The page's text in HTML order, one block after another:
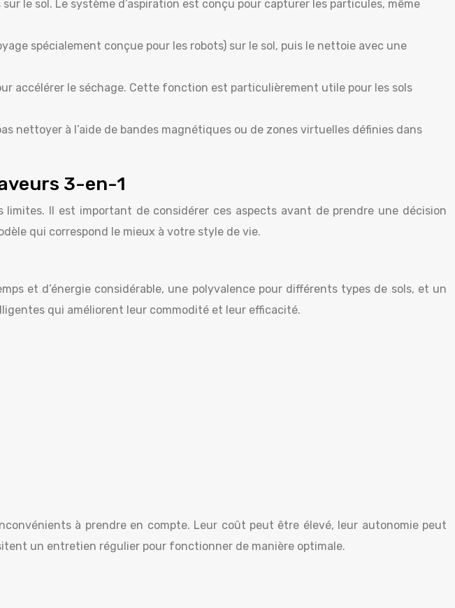
le sol. Le système d’aspiration est conçu pour capturer les particules, même
spécialement conçue pour les robots) sur le sol, puis le nettoie avec une
accélérer le séchage. Cette fonction est particulièrement utile pour les sols
nettoyer à l’aide de bandes magnétiques ou de zones virtuelles définies dans
3-en-1
Il est important de considérer ces aspects avant de prendre une décision
qui correspond le mieux à votre style de vie.
et d’énergie considérable, une polyvalence pour différents types de sols, et un
qui améliorent leur commodité et leur efficacité.
à prendre en compte. Leur coût peut être élevé, leur autonomie peut
un entretien régulier pour fonctionner de manière optimale.